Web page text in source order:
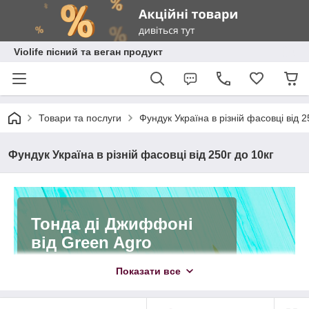
Violife пісний та веган продукт
Товари та послуги Фундук Україна в різній фасовці від
Фундук Україна в різній фасовці від 250г до 10кг
Тонда ді Джиффоні
від Green Agro
Ароматний фундук, вирощений на
вишуканою якістю і смаком.
Показати все